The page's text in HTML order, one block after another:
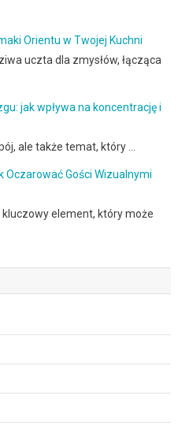
Orientu w Twojej Kuchni
uczta dla zmysłów, łącząca
jak wpływa na koncentrację i
ale także temat, który …
Gości Wizualnymi
element, który może